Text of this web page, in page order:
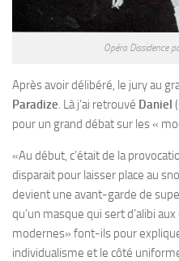
Opéra Dissidence
Après avoir délibéré, le jury au
Paradize. Là j’ai retrouvé Daniel
pour un grand débat sur les «
«Au début, c’était de la
disparait pour laisser place au
devient une avant-garde de
qu’un masque qui sert d’alibi
modernes» font-ils pour
individualisme et le côté